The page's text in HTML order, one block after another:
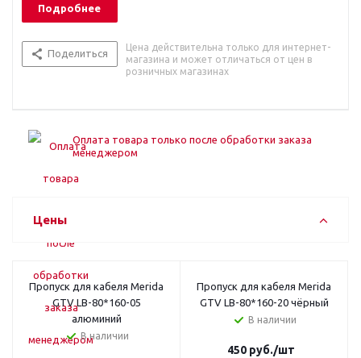
Подробнее
Поделиться
Цена действительна только для интернет-
магазина и может отличаться от цен в
розничных магазинах
Оплата товара только после обработки заказа
менеджером
Цены
Пропуск для кабеля Merida
GTV LB-80*160-05
алюминий
В наличии
Пропуск для кабеля Merida
GTV LB-80*160-20 чёрный
В наличии
450 руб./шт